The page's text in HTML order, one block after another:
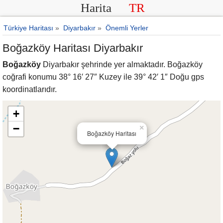
Harita TR
Türkiye Haritası » Diyarbakır » Önemli Yerler
Boğazköy Haritası Diyarbakır
Boğazköy Diyarbakır şehrinde yer almaktadır. Boğazköy
coğrafi konumu 38° 16′ 27″ Kuzey ile 39° 42′ 1″ Doğu gps
koordinatlarıdır.
Boğazköy Haritası
×
+
−